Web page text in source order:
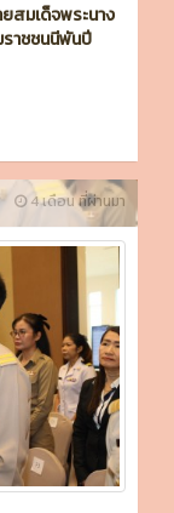
สมเด็จพระนาง
ราชชนนีพันปี
4 เดือน ที่ผ่านมา